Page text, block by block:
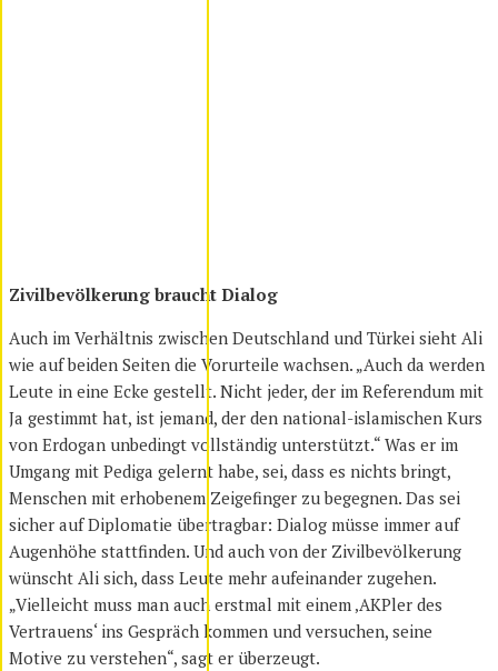
Zivilbevölkerung braucht Dialog
Auch im Verhältnis zwischen Deutschland und Türkei sieht Ali
wie auf beiden Seiten die Vorurteile wachsen. „Auch da werden
Leute in eine Ecke gestellt. Nicht jeder, der im Referendum mit
Ja gestimmt hat, ist jemand, der den national-islamischen Kurs
von Erdogan unbedingt vollständig unterstützt.“ Was er im
Umgang mit Pediga gelernt habe, sei, dass es nichts bringt,
Menschen mit erhobenem Zeigefinger zu begegnen. Das sei
sicher auf Diplomatie übertragbar: Dialog müsse immer auf
Augenhöhe stattfinden. Und auch von der Zivilbevölkerung
wünscht Ali sich, dass Leute mehr aufeinander zugehen.
„Vielleicht muss man auch erstmal mit einem ‚AKPler des
Vertrauens‘ ins Gespräch kommen und versuchen, seine
Motive zu verstehen“, sagt er überzeugt.